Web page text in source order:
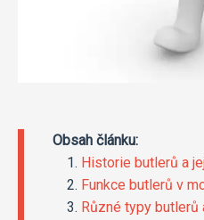
Obsah článku:
Historie butlerů a
Funkce butlerů v
Různé typy butlerů